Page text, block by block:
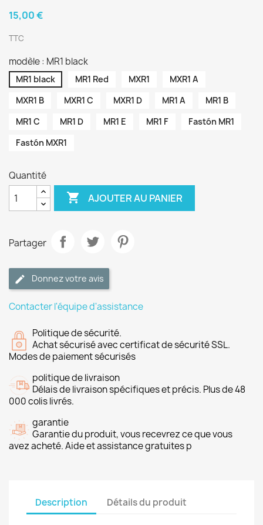
15,00 €
TTC
modèle : MR1 black
MR1 black MR1 Red MXR1
MXR1 A
MXR1 B
MXR1 C MXR1 D MR1 A
MR1 B
MR1 C
MR1 D MR1 E MR1 F
Fastón MR1
Fastón MXR1
Quantité
 AJOUTER AU PANIER
Partager
Donnez votre avis
Contacter l'équipe d'assistance
Politique de sécurité.
Achat sécurisé avec certificat de sécurité SSL.
Modes de paiement sécurisés
politique de livraison
Délais de livraison spécifiques et précis. Plus de 48
000 colis livrés.
garantie
Garantie du produit, vous recevrez ce que vous
avez acheté. Aide et assistance gratuites p
Description Détails du produit